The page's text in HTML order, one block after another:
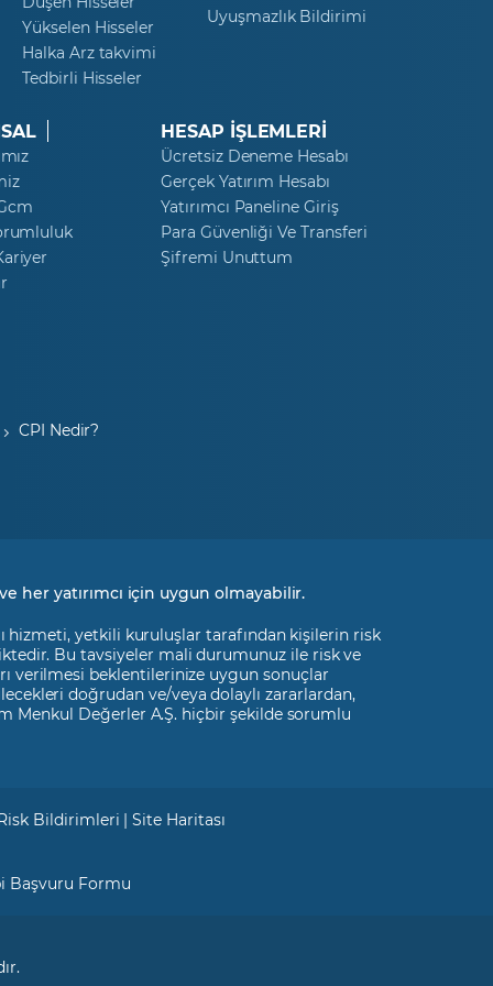
VİOP Kontratı
Anadolu Efes Biracılık ve Malt
Sanayii A.Ş. VİOP Kontratı
EİS Eczacibaşi İlaç Sınai Ve
Finansal Yatırımlar Sanayi Ve
Ticaret A.Ş. VİOP Kontratı
Hektaş Ticaret T.A.Ş. VİOP
Kontratı
Aksa Enerji Üretim A.Ş. VİOP
Kontratı
Alarko Holding A.Ş. VİOP
Kontratı
Doğuş Otomotiv Servis ve
Çimsa Çimento Sanayi ve
Yükselen Hisseler
Halka Arz takvimi
Tedbirli Hisseler
Uyuşmazlık Bildirimi
HESAP İŞLEMLERİ
Ücretsiz Deneme Hesabı
Gerçek Yatırım Hesabı
Yatırımcı Paneline Giriş
Para Güvenliği Ve Transferi
Şifremi Unuttum
CPI Nedir?
her yatırımcı için uygun olmayabilir.
hizmeti, yetkili kuruluşlar tarafından kişilerin risk
Bu tavsiyeler mali durumunuz ile risk ve
verilmesi beklentilerinize uygun sonuçlar
doğrudan ve/veya dolaylı zararlardan,
Menkul Değerler A.Ş. hiçbir şekilde sorumlu
Bildirimleri |Site Haritası
Başvuru Formu